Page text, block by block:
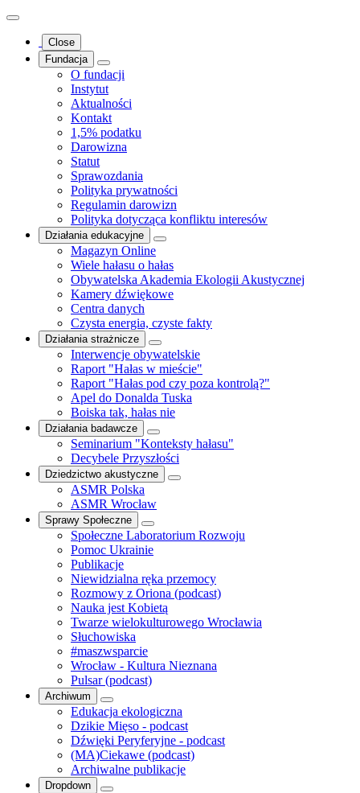
Close
Fundacja
O fundacji
Instytut
Aktualności
Kontakt
1,5% podatku
Darowizna
Statut
Sprawozdania
Polityka prywatności
Regulamin darowizn
Polityka dotycząca konfliktu interesów
Działania edukacyjne
Magazyn Online
Wiele hałasu o hałas
Obywatelska Akademia Ekologii Akustycznej
Kamery dźwiękowe
Centra danych
Czysta energia, czyste fakty
Działania strażnicze
Interwencje obywatelskie
Raport "Hałas w mieście"
Raport "Hałas pod czy poza kontrolą?"
Apel do Donalda Tuska
Boiska tak, hałas nie
Działania badawcze
Seminarium "Konteksty hałasu"
Decybele Przyszłości
Dziedzictwo akustyczne
ASMR Polska
ASMR Wrocław
Sprawy Społeczne
Społeczne Laboratorium Rozwoju
Pomoc Ukrainie
Publikacje
Niewidzialna ręka przemocy
Rozmowy z Oriona (podcast)
Nauka jest Kobietą
Twarze wielokulturowego Wrocławia
Słuchowiska
#maszwsparcie
Wrocław - Kultura Nieznana
Pulsar (podcast)
Archiwum
Edukacja ekologiczna
Dzikie Mięso - podcast
Dźwięki Peryferyjne - podcast
(MA)Ciekawe (podcast)
Archiwalne publikacje
Dropdown